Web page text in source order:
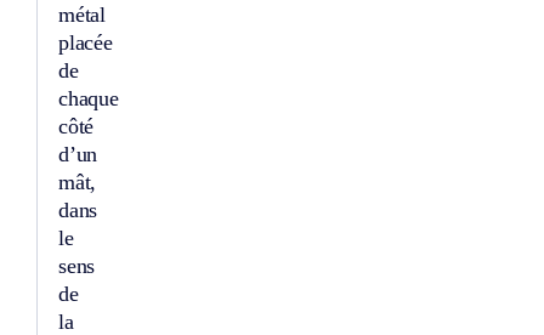
métal
placée
de
chaque
côté
d’un
mât,
dans
le
sens
de
la